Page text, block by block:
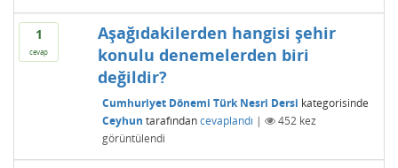
1
cevap
Aşağıdakilerden hangisi şehir
konulu denemelerden biri
değildir?
Cumhuriyet Dönemi Türk Nesri Dersi kategorisinde
Ceyhun tarafından cevaplandı | 452kez
görüntülendi